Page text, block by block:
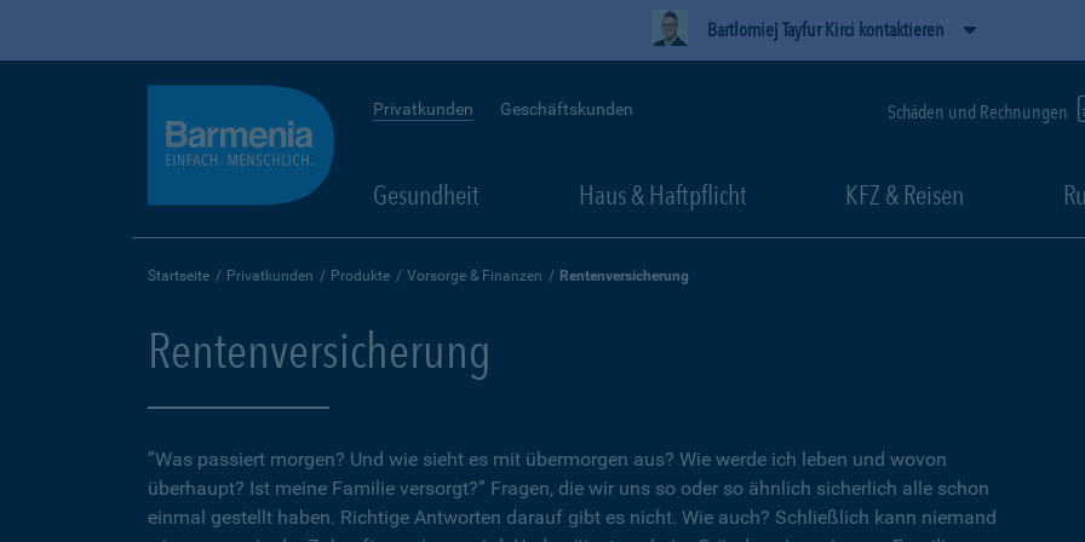
Bartlomiej Tayfur Kirci kontaktieren
Privatkunden Geschäftskunden Schäden und Rechnungen
Gesundheit Haus & Haftpflicht KFZ & Reisen
Startseite Privatkunden Produkte Vorsorge & Finanzen Rentenversicherung
Rentenversicherung
”Was passiert morgen? Und wie sieht es mit übermorgen aus? Wie werde ich leben und wovon
überhaupt? Ist meine Familie versorgt?” Fragen, die wir uns so oder so ähnlich sicherlich alle schon
einmal gestellt haben. Richtige Antworten darauf gibt es nicht. Wie auch? Schließlich kann niemand